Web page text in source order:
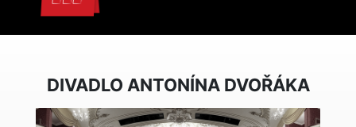
DIVADLO ANTONÍNA DVOŘÁKA